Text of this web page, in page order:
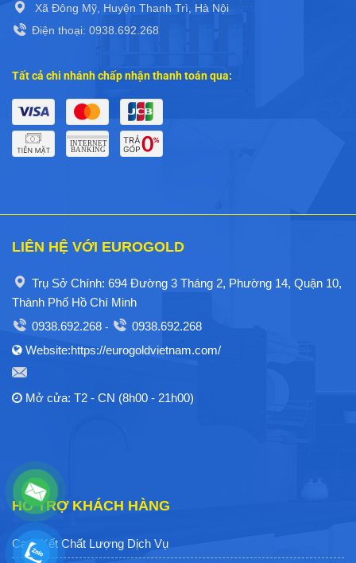
Xã Đông Mỹ, Huyện Thanh Trì, Hà Nội
Điện thoại: 0938.692.268
Tất cả chi nhánh chấp nhận thanh toán qua:
LIÊN HỆ VỚI EUROGOLD
Trụ Sở Chính: 694 Đường 3 Tháng 2, Phường 14, Quận 10,
Thành Phố Hồ Chí Minh
0938.692.268 -
0938.692.268
Website:https://eurogoldvietnam.com/
Mở cửa: T2 - CN (8h00 - 21h00)
HỖ TRỢ KHÁCH HÀNG
Cam Kết Chất Lượng Dịch Vụ